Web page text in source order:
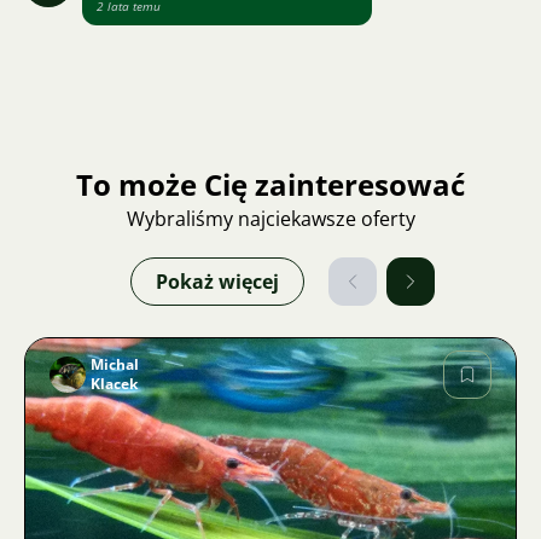
2 lata temu
To może Cię zainteresować
Wybraliśmy najciekawsze oferty
Pokaż więcej
Zdjęcie
Michal
Klacek